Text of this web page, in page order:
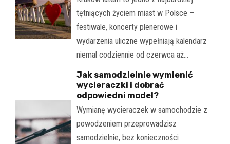
tętniących życiem miast w Polsce –
festiwale, koncerty plenerowe i
wydarzenia uliczne wypełniają kalendarz
niemal codziennie od czerwca aż…
Jak samodzielnie wymienić
wycieraczki i dobrać
odpowiedni model?
Wymianę wycieraczek w samochodzie z
powodzeniem przeprowadzisz
samodzielnie, bez konieczności